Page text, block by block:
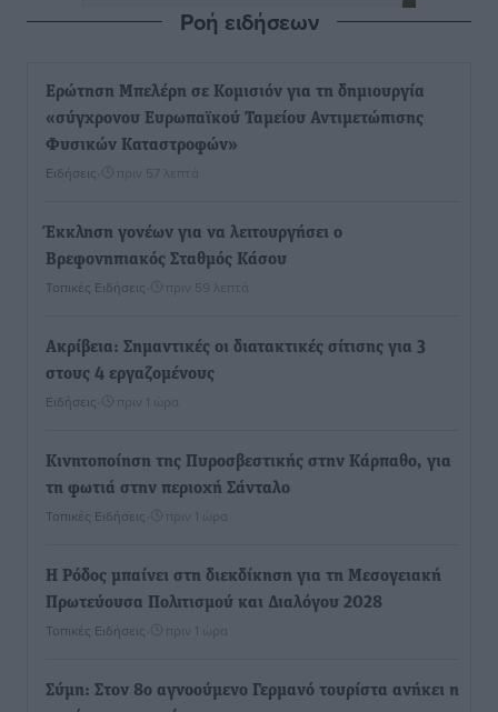
Ροή ειδήσεων
Ερώτηση Μπελέρη σε Κομισιόν για τη δημιουργία
«σύγχρονου Ευρωπαϊκού Ταμείου Αντιμετώπισης
Φυσικών Καταστροφών»
Ειδήσεις πριν 57 λεπτά
Έκκληση γονέων για να λειτουργήσει ο
Βρεφονηπιακός Σταθμός Κάσου
Τοπικές Ειδήσεις πριν 59 λεπτά
Ακρίβεια: Σημαντικές οι διατακτικές σίτισης για 3
στους 4 εργαζομένους
Ειδήσεις πριν 1 ώρα
Κινητοποίηση της Πυροσβεστικής στην Κάρπαθο, για
τη φωτιά στην περιοχή Σάνταλο
Τοπικές Ειδήσεις πριν 1 ώρα
Η Ρόδος μπαίνει στη διεκδίκηση για τη Μεσογειακή
Πρωτεύουσα Πολιτισμού και Διαλόγου 2028
Τοπικές Ειδήσεις πριν 1 ώρα
Σύμη: Στον 8ο αγνοούμενο Γερμανό τουρίστα ανήκει η